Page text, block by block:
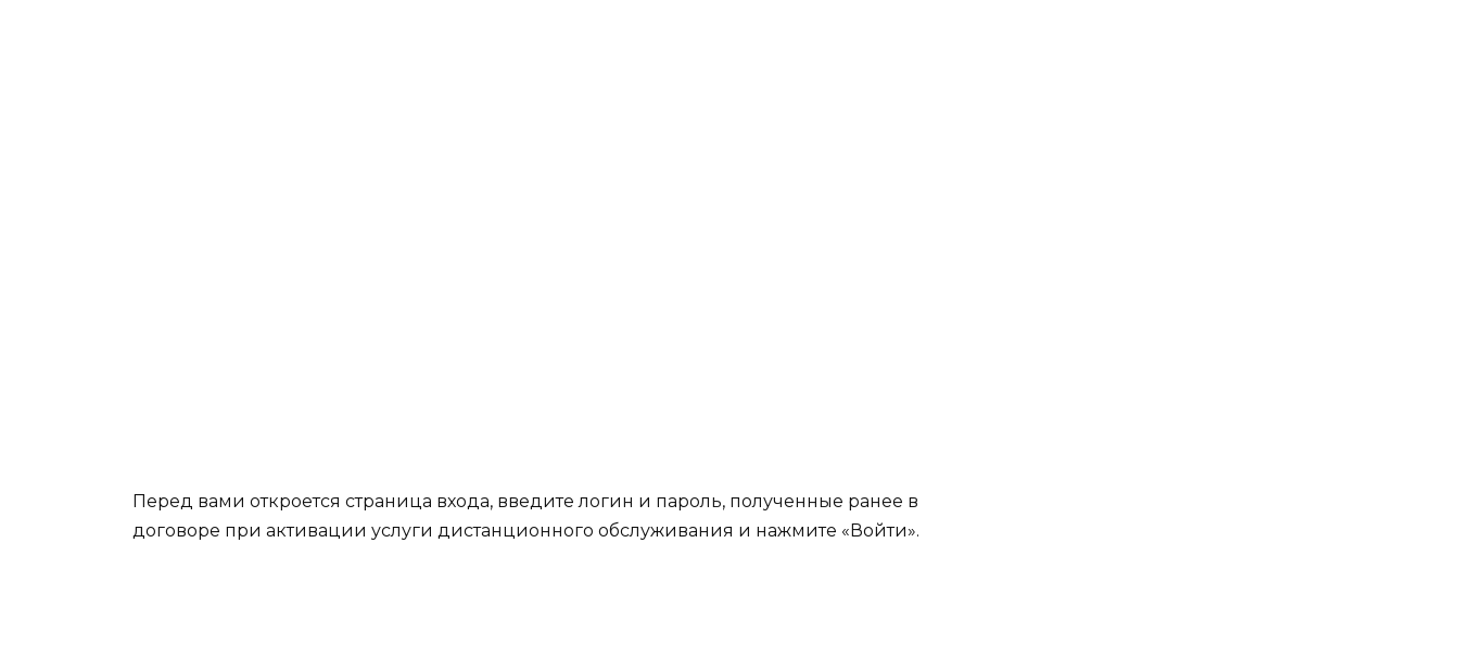
Перед вами откроется страница входа, введите логин и пароль, полученные ранее в
договоре при активации услуги дистанционного обслуживания и нажмите «Войти».